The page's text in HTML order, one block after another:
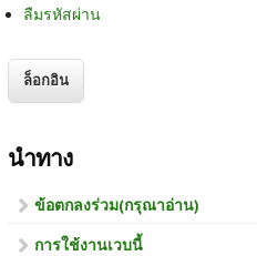
ลืมรหัสผ่าน
นำทาง
ข้อตกลงร่วม(กรุณาอ่าน)
การใช้งานเวบนี้